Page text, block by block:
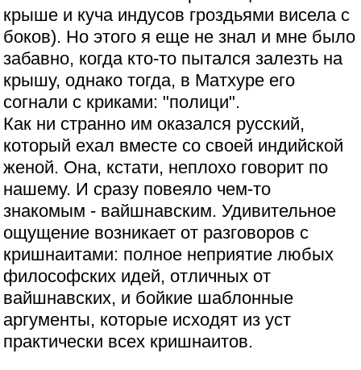
крыше и куча индусов гроздьями висела с
боков). Но этого я еще не знал и мне было
забавно, когда кто-то пытался залезть на
крышу, однако тогда, в Матхуре его
согнали с криками: "полици".
Как ни странно им оказался русский,
который ехал вместе со своей индийской
женой. Она, кстати, неплохо говорит по
нашему. И сразу повеяло чем-то
знакомым - вайшнавским. Удивительное
ощущение возникает от разговоров с
кришнаитами: полное неприятие любых
философских идей, отличных от
вайшнавских, и бойкие шаблонные
аргументы, которые исходят из уст
практически всех кришнаитов.